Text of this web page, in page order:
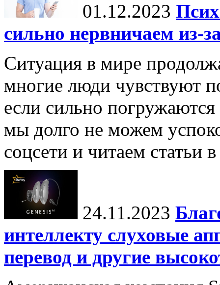
01.12.2023
сильно нервничаем из-
Ситуация в мире
многие люди чувствуют
если сильно
мы долго не можем
соцсети и читаем
24.11.2023
интеллекту слуховые
перевод и другие